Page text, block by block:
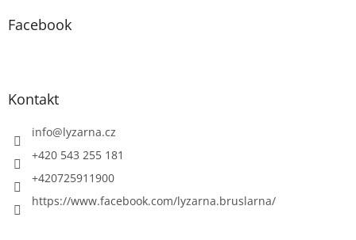
Facebook
Kontakt
info@lyzarna.cz
+420 543 255 181
+420725911900
https://www.facebook.com/lyzarna.bruslarna/